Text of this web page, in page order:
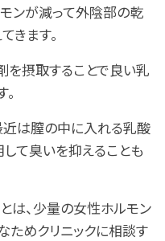
ンが減って外陰部の乾
きます。
を摂取することで良い乳
近は膣の中に入れる乳酸
て臭いを抑えることも
は、少量の女性ホルモン
ためクリニックに相談す